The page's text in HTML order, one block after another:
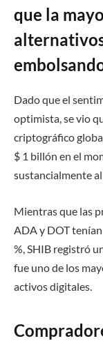
que la
Dado que el
optimista, se vio
criptográfico
$ 1 billón en el
sustancialmente
Mientras que las
ADA y DOT
%, SHIB registró
fue uno de los
activos digitales.